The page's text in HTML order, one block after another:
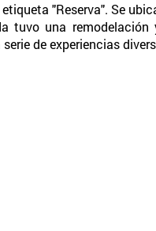
"Reserva". Se
tuvo una
de experiencias